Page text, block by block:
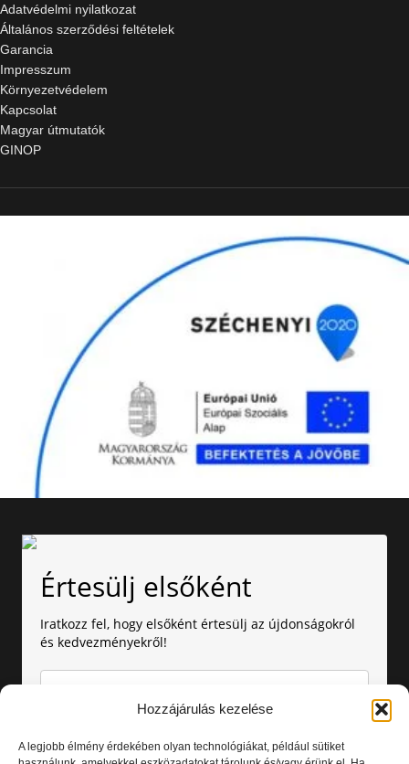
Hozzájárulás kezelése
A legjobb élmény érdekében olyan technológiákat, például sütiket
Adatvédelmi nyilatkozat
Általános szerződési feltételek
Garancia
Impresszum
Környezetvédelem
Kapcsolat
Magyar útmutatók
GINOP
Értesülj elsőként
Iratkozz fel, hogy elsőként értesülj az újdonságokról
és kedvezményekről!